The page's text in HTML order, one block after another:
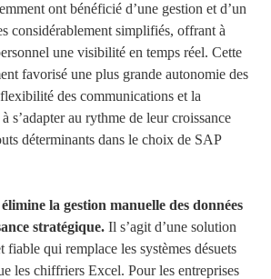
ont bénéficié d’une gestion et d’un
considérablement simplifiés, offrant à
une visibilité en temps réel. Cette
favorisé une plus grande autonomie des
des communications et la
s’adapter au rythme de leur croissance
déterminants dans le choix de SAP
la gestion manuelle des données
stratégique. Il s’agit d’une solution
qui remplace les systèmes désuets
les chiffriers Excel. Pour les entreprises